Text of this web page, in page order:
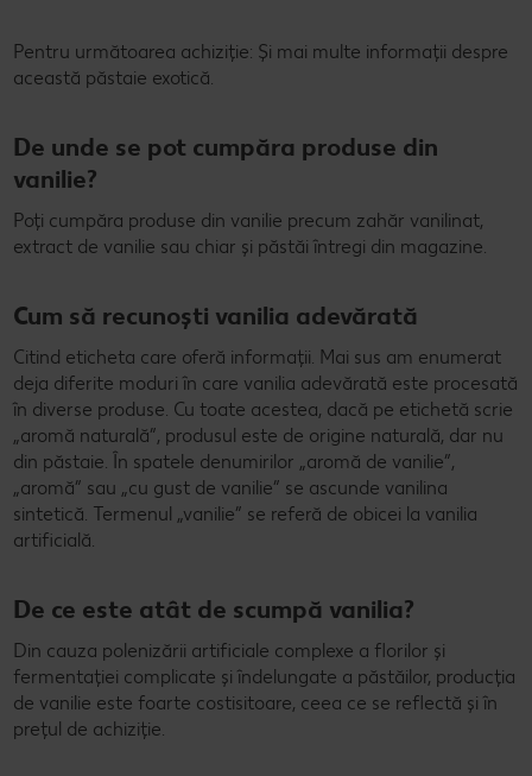
Pentru următoarea achiziție: Și mai multe informații despre
această păstaie exotică.
De unde se pot cumpăra produse din
vanilie?
Poți cumpăra produse din vanilie precum zahăr vanilinat,
extract de vanilie sau chiar și păstăi întregi din magazine.
Cum să recunoști vanilia adevărată
Citind eticheta care oferă informații. Mai sus am enumerat
deja diferite moduri în care vanilia adevărată este procesată
în diverse produse. Cu toate acestea, dacă pe etichetă scrie
„aromă naturală”, produsul este de origine naturală, dar nu
din păstaie. În spatele denumirilor „aromă de vanilie”,
„aromă” sau „cu gust de vanilie” se ascunde vanilina
sintetică. Termenul „vanilie” se referă de obicei la vanilia
artificială.
De ce este atât de scumpă vanilia?
Din cauza polenizării artificiale complexe a florilor și
fermentației complicate și îndelungate a păstăilor, producția
de vanilie este foarte costisitoare, ceea ce se reflectă și în
prețul de achiziție.